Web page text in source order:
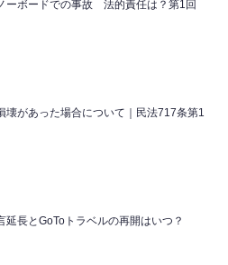
ーボードでの事故 法的責任は？第1回
壊があった場合について｜​​民法717条第1
延長とGoToトラベルの再開はいつ？